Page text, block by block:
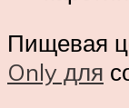
Пищевая
Only для